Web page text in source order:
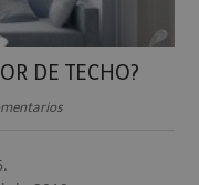
DE TECHO?